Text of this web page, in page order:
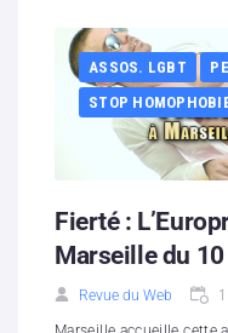
ASSOS. LGBT
STOP
Fierté :
Marseille du
Revue du Web